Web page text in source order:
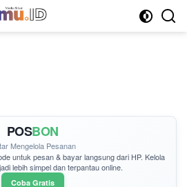
POSBON
Mengelola Pesanan
untuk pesan & bayar langsung dari HP. Kelola
lebih simpel dan terpantau online.
Coba Gratis